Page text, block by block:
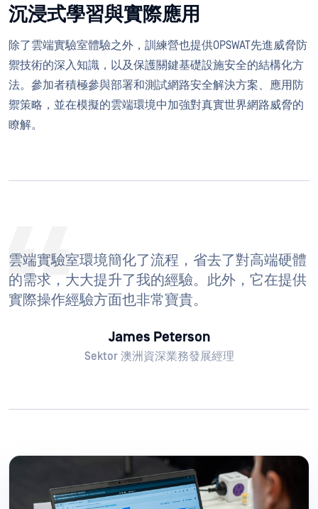
沉浸式學習與實際應用
除了雲端實驗室體驗之外，訓練營也提供OPSWAT先進威脅防
禦技術的深入知識，以及保護關鍵基礎設施安全的結構化方
法。參加者積極參與部署和測試網路安全解決方案、應用防
禦策略，並在模擬的雲端環境中加強對真實世界網路威脅的
瞭解。
雲端實驗室環境簡化了流程，省去了對高端硬體
的需求，大大提升了我的經驗。此外，它在提供
實際操作經驗方面也非常寶貴。
James Peterson
Sektor 澳洲資深業務發展經理